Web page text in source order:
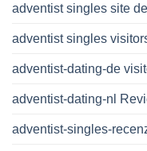
adventist singles site
adventist singles
adventist-dating-de
adventist-dating-nl
adventist-singles-